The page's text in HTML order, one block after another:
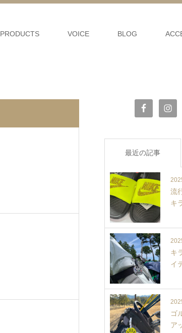
PRODUCTS VOICE BLOG
最近の記事
流
キ
キ
イ
ゴ
ア